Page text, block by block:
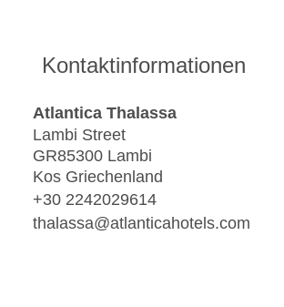
Kontaktinformationen
Atlantica Thalassa
Lambi Street
GR85300 Lambi
Kos Griechenland
+30 2242029614
thalassa@atlanticahotels.com